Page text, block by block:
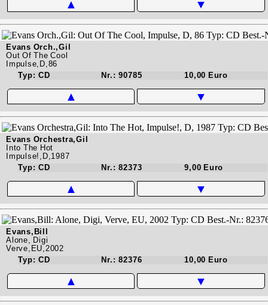
▲ ▼
Evans Orch.,Gil
Out Of The Cool
Impulse,D,86
Typ: CD
Nr.: 90785 10,00 Euro
▲ ▼
Evans Orchestra,Gil
Into The Hot
Impulse!,D,1987
Typ: CD
Nr.: 82373 9,00 Euro
▲ ▼
Evans,Bill
Alone, Digi
Verve,EU,2002
Typ: CD
Nr.: 82376 10,00 Euro
▲ ▼